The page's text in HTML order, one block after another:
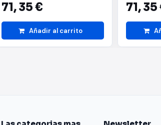
71,35 €
Añadir al carrito
71,35